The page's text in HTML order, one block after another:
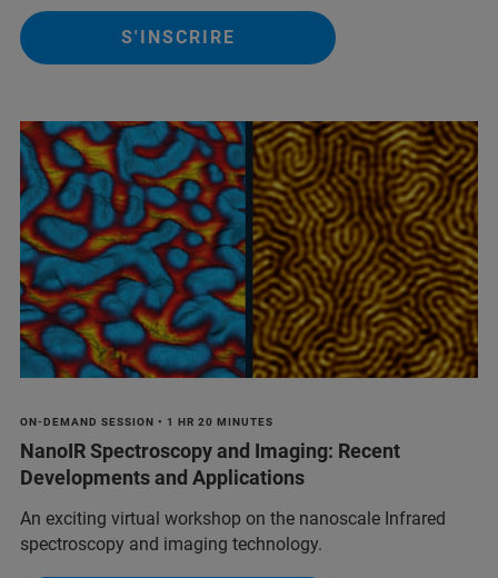
S'INSCRIRE
ON-DEMAND SESSION • 1 HR 20 MINUTES
NanoIR Spectroscopy and Imaging: Recent
Developments and Applications
An exciting virtual workshop on the nanoscale Infrared
spectroscopy and imaging technology.